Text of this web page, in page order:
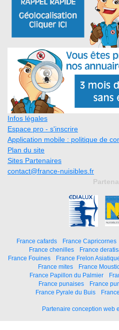
Infos légales
Espace pro - s'inscrire
Application mobile : politique de
Plan du site
Sites Partenaires
contact@france-nuisibles.fr
France cafards France Capricornes
France chenilles
France
France Fouines
France Frelon
France mites
France
France Papillon du Palmier
France punaises
France
France Pyrale du Buis
Partenaire conception web